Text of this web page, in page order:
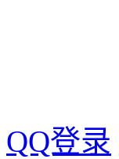
QQ登录